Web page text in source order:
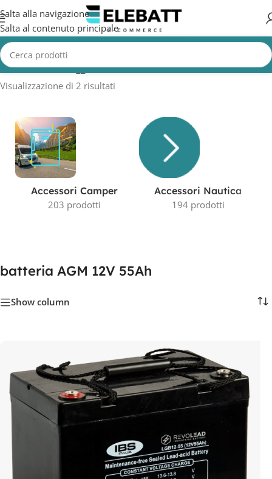
Salta alla navigazione
Salta al contenuto principale
Home/Prodotti taggati “batteria AGM 12V 55Ah”
Visualizzazione di 2 risultati
Accessori Camper
203 prodotti
Accessori Nautica
194 prodotti
batteria AGM 12V 55Ah
Show column